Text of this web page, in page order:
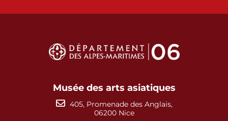
Musée des arts asiatiques
405, Promenade des Anglais,
06200 Nice